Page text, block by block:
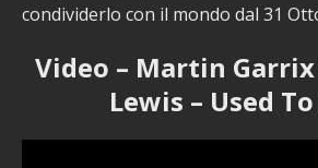
condividerlo con il mondo dal 31
Video – Martin
Lewis – Used